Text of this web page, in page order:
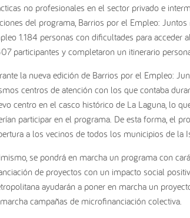
no profesionales en el sector privado e
del programa, Barrios por el Empleo:
1.184 personas con dificultades para acceder
participantes y completaron un itinerario
la nueva edición de Barrios por el Empleo:
centros de atención con los que contaba
centro en el casco histórico de La Laguna, lo
participar en el programa. De esta forma, el
a los vecinos de todos los municipios de la
se pondrá en marcha un programa con
de proyectos con un impacto social
ayudarán a poner en marcha un
campañas de microfinanciación colectiva.